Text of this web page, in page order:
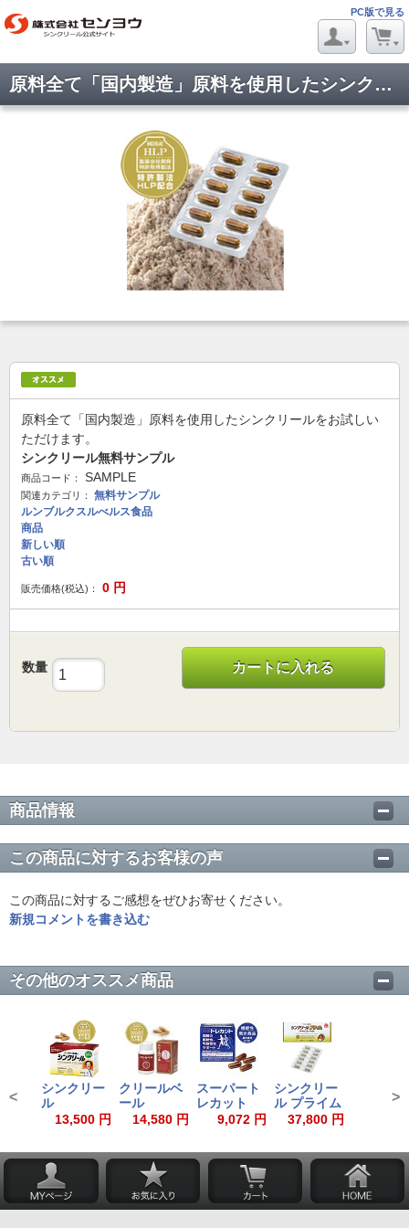
PC版で見る
原料全て「国内製造」原料を使用したシンクリールをお試しいただけます。シンクリール無料サンプル
原料全て「国内製造」原料を使用したシンクリールをお試しい
ただけます。
シンクリール無料サンプル
商品コード： SAMPLE
関連カテゴリ：
無料サンプル
ルンブルクスルべルス食品
商品
新しい順
古い順
販売価格(税込)： 0 円
数量 カートに入れる
商品情報
この商品に対するお客様の声
この商品に対するご感想をぜひお寄せください。
新規コメントを書き込む
その他のオススメ商品
シンクリー
ル
13,500 円
クリールベ
ール
14,580 円
スーパート
レカット
9,072 円
シンクリー
ル プライム
37,800 円
< >